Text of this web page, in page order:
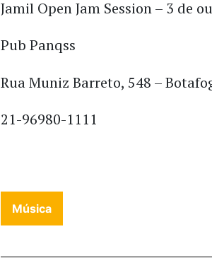
Jamil Open Jam Session – 3 de
Pub Panqss
Rua Muniz Barreto, 548 –
21-96980-1111
Música